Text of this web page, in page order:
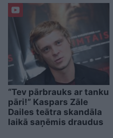
“Tev pārbrauks ar tanku
pāri!” Kaspars Zāle
Dailes teātra skandāla
laikā saņēmis draudus